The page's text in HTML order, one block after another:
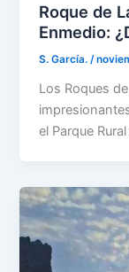
Roque de
Enmedio:
S. García./
Los Roques
el Parque